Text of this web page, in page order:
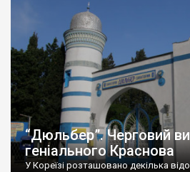
“Дюльбер”. Черговий
геніального Краснова
У Кореїзі розташовано декілька